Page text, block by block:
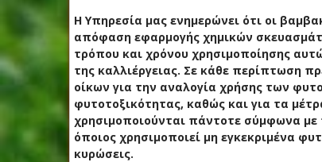
Η Υπηρεσία μας ενημερώνει ότι οι
απόφαση εφαρμογής χημικών
τρόπου και χρόνου χρησιμοποίησης
της καλλιέργειας. Σε κάθε περίπτωση
οίκων για την αναλογία χρήσης των
φυτοτοξικότητας, καθώς και για τα
χρησιμοποιούνται πάντοτε σύμφωνα με
όποιος χρησιμοποιεί μη εγκεκριμένα
κυρώσεις.